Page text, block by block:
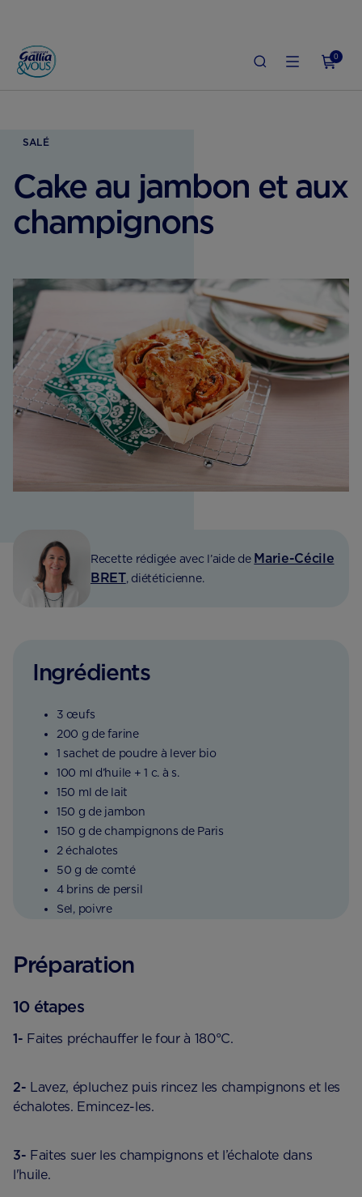
0
CAKE AU JAMBON ET AUX
SALÉ
Cake au jambon et aux
champignons
Recette rédigée avec l’aide de Marie-Cécile
BRET, diététicienne.
Ingrédients
3 œufs
200 g de farine
1 sachet de poudre à lever bio
100 ml d’huile + 1 c. à s.
150 ml de lait
150 g de jambon
150 g de champignons de Paris
2 échalotes
50 g de comté
4 brins de persil
Sel, poivre
Préparation
10 étapes
1- Faites préchauffer le four à 180°C.
2- Lavez, épluchez puis rincez les champignons et les
échalotes. Emincez-les.
3- Faites suer les champignons et l’échalote dans
l'huile.